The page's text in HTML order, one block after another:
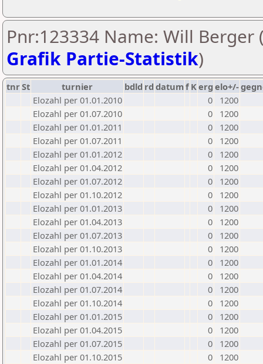
Pnr:123334 Name: Will Berger
Grafik Partie-Statistik)
tnrSt turnier bdld rd datumf Kerg elo+/-
Elozahl per 01.01.2010
0
1200
Elozahl per 01.07.2010
0
1200
Elozahl per 01.01.2011
0
1200
Elozahl per 01.07.2011
0
1200
Elozahl per 01.01.2012
0
1200
Elozahl per 01.04.2012
0
1200
Elozahl per 01.07.2012
0
1200
Elozahl per 01.10.2012
0
1200
Elozahl per 01.01.2013
0
1200
Elozahl per 01.04.2013
0
1200
Elozahl per 01.07.2013
0
1200
Elozahl per 01.10.2013
0
1200
Elozahl per 01.01.2014
0
1200
Elozahl per 01.04.2014
0
1200
Elozahl per 01.07.2014
0
1200
Elozahl per 01.10.2014
0
1200
Elozahl per 01.01.2015
0
1200
Elozahl per 01.04.2015
0
1200
Elozahl per 01.07.2015
0
1200
Elozahl per 01.10.2015
0
1200